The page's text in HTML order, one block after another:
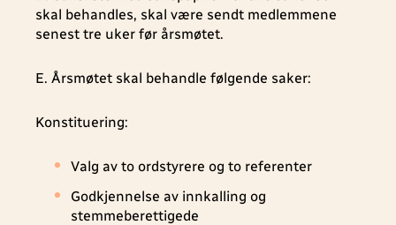
skal behandles, skal være sendt medlemmene
senest tre uker før årsmøtet.
E. Årsmøtet skal behandle følgende saker:
Konstituering:
Valg av to ordstyrere og to referenter
Godkjennelse av innkalling og
stemmeberettigede